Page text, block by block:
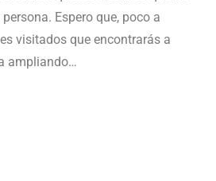
Espero que, poco a
visitados que encontrarás a
ampliando…